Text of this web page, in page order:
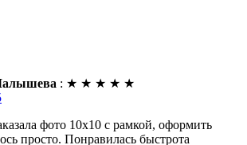
: ★ ★ ★ ★ ★
фото 10х10 с рамкой, оформить
просто. Понравилась быстрота